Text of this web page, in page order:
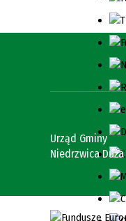
Urząd Gminy
Niedrzwica Duża